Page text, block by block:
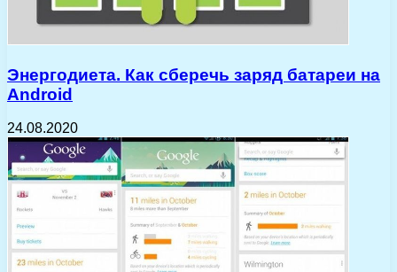
Энергодиета. Как сберечь заряд батареи на
Android
24.08.2020